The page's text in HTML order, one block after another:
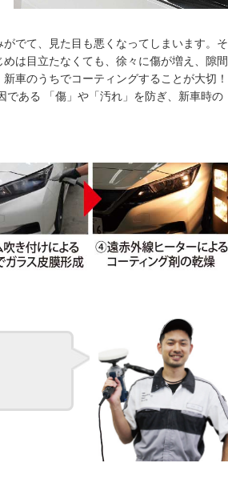
でて、見た目も悪くなってしまいます。そ
は目立たなくても、徐々に傷が増え、隙間
車のうちでコーティングすることが大切！
である 「傷」や「汚れ」を防ぎ、新車時の